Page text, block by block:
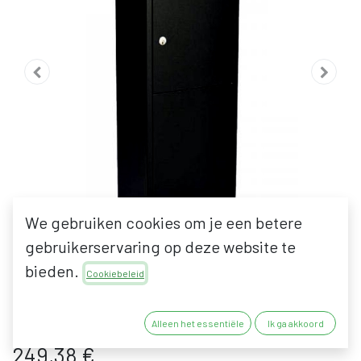
BESA PAKKET
BRIEVENBUS MODEL KUBO
249,38€
We gebruiken cookies om je een betere
gebruikerservaring op deze website te
bieden.
Cookiebeleid
Alleen het essentiële Ik ga akkoord